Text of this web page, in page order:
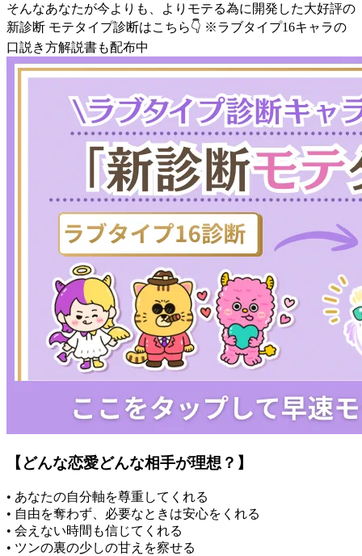
そんなあなたが今よりも、よりモテる為に開発した大好評の
新診断 モテタイプ診断はこちら👇 ※ラブタイプ16キャラの
口説き方解説書も配布中
【どんな恋愛どんな相手が理想？】
• あなたの自分軸を尊重してくれる
• 自由を奪わず、必要なときは安心をくれる
• 会えない時間も信じてくれる
• ツンの裏の少しの甘えを察せる